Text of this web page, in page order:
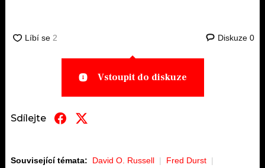
Diskuze 0
Vstoupit do diskuze
Sdílejte
Související témata: David O. Russell Fred Durst